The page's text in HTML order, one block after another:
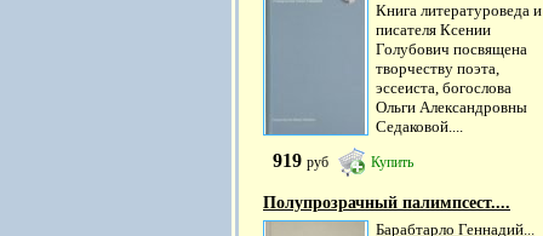
Книга литературоведа и
писателя Ксении
Голубович посвящена
творчеству поэта,
эссеиста, богослова
Ольги Александровны
Седаковой....
919 руб Купить
Полупрозрачный палимпсест....
Барабтарло Геннадий...